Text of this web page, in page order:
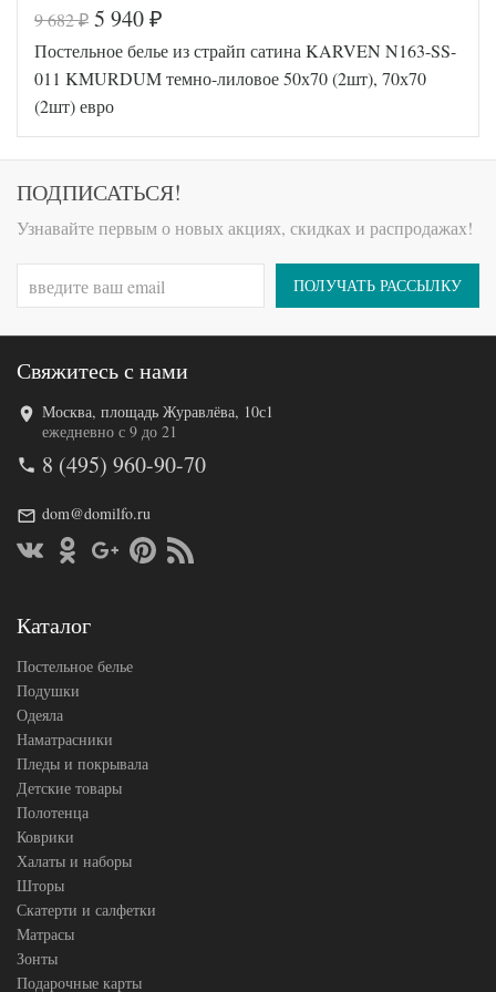
Код товара
570-505
Артикул
FIR1256
5000136
95
Ткань
200х220
Размер
простыни
240х260
наволочек
50х70
70х70
(2шт)
Karven
Код товара
570-708
Артикул
5000114
Ткань
Размер
пододеяльника
200х220
наволочек
Производитель
9 682₽ 5 940 ₽
Постельное белье из страйп сатина KARVEN N163-SS-
011 KMURDUM темно-лиловое 50х70 (2шт), 70х70
(2шт) евро
ПОДПИСАТЬСЯ!
Узнавайте первым о новых акциях, скидках и распродажах!
ПОЛУЧАТЬ РАССЫЛКУ
Свяжитесь с нами
Москва, площадь Журавлёва, 10с1
ежедневно с 9 до 21
8 (495) 960-90-70
dom@domilfo.ru
Каталог
Постельное белье
Подушки
Одеяла
Наматрасники
Пледы и покрывала
Детские товары
Полотенца
Коврики
Халаты и наборы
Шторы
Скатерти и салфетки
Матрасы
Зонты
Подарочные карты